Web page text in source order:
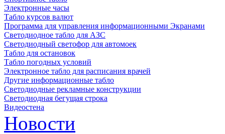
Электронные часы
Табло курсов валют
Программа для управления информационными Экранами
Светодиодное табло для АЗС
Светодиодный светофор для автомоек
Табло для остановок
Табло погодных условий
Электронное табло для расписания врачей
Другие информационные табло
Светодиодные рекламные конструкции
Светодиодная бегущая строка
Видеостена
Новости